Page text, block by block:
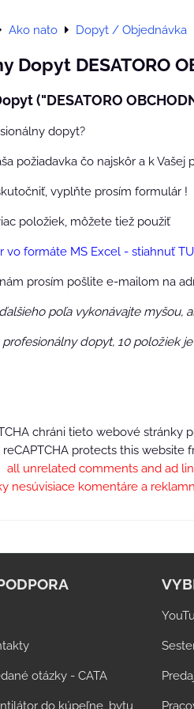
Ako nato Dopyt / Objednávka
Dopyt DESATORO
("DESATORO
dopyt?
požiadavka čo najskôr a k
vyplňte prosím formulár !
položiek, môžete tiež použiť
vo formáte MS Excel - stiahnuť
prosím pošlite e-mailom na
poľa vykonávajte myšou,
dopyt, 10 položiek
chráni tieto webové stránky
reCAPTCHA protects this website
all unrelated comments and ad
nesúvisiace komentáre a
otázky - CATA
do kúpeľne, bytu